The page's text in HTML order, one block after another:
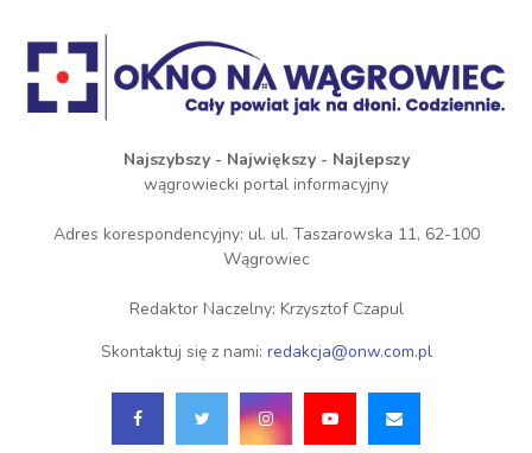
Najszybszy - Największy - Najlepszy
wągrowiecki portal informacyjny
Adres korespondencyjny: ul. ul. Taszarowska 11, 62-100
Wągrowiec
Redaktor Naczelny: Krzysztof Czapul
Skontaktuj się z nami: redakcja@onw.com.pl